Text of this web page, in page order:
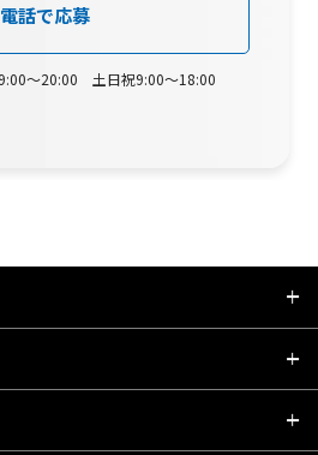
電話で応募
～20:00 土日祝9:00～18:00